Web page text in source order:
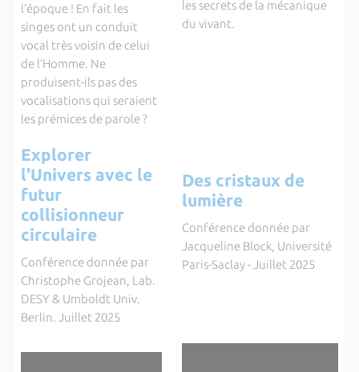
l’époque ! En fait les
singes ont un conduit
vocal très voisin de celui
de l’Homme. Ne
produisent-ils pas des
vocalisations qui seraient
les prémices de parole ?
les secrets de la mécanique
du vivant.
Explorer
l'Univers avec le
futur
collisionneur
circulaire
Conférence donnée par
Christophe Grojean, Lab.
DESY & Umboldt Univ.
Berlin. Juillet 2025
Des cristaux de
lumière
Conférence donnée par
Jacqueline Block, Université
Paris-Saclay - Juillet 2025